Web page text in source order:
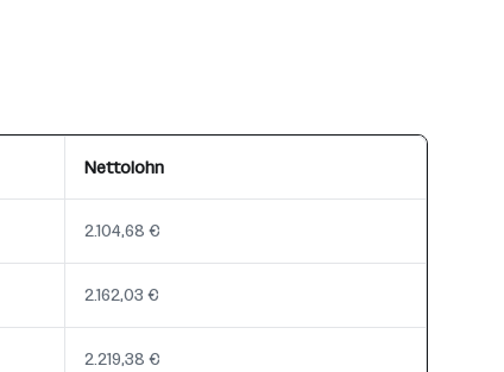
Nettolohn
2.104,68 €
2.162,03 €
2.219,38 €